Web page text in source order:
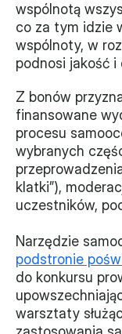
wspólnotą
co za tym idzie
wspólnoty, w
podnosi jakość i
Z bonów
finansowane
procesu
wybranych
klatki”),
uczestników,
Narzędzie
podstronie
do konkursu
warsztaty